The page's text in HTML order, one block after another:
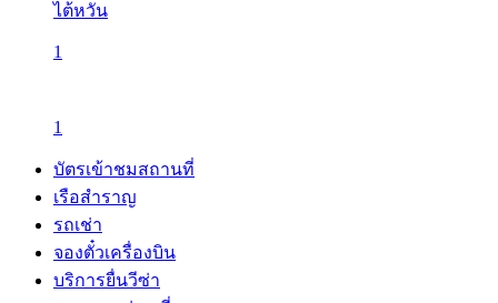
ไต้หวัน
1
1
บัตรเข้าชมสถานที่
เรือสำราญ
รถเช่า
จองตั๋วเครื่องบิน
บริการยื่นวีซ่า